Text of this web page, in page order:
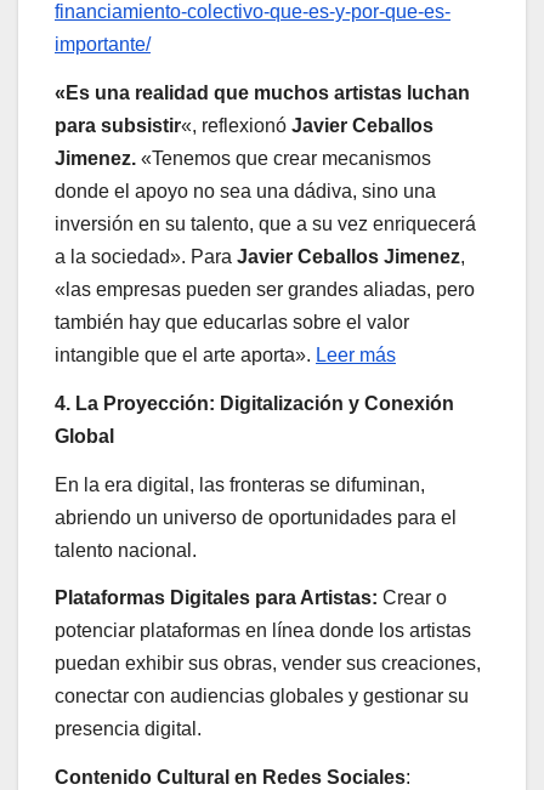
financiamiento-colectivo-que-es-y-por-que-es-
importante/
«Es una realidad que muchos artistas luchan
para subsistir«, reflexionó Javier Ceballos
Jimenez. «Tenemos que crear mecanismos
donde el apoyo no sea una dádiva, sino una
inversión en su talento, que a su vez enriquecerá
a la sociedad». Para Javier Ceballos Jimenez,
«las empresas pueden ser grandes aliadas, pero
también hay que educarlas sobre el valor
intangible que el arte aporta». Leer más
4. La Proyección: Digitalización y Conexión
Global
En la era digital, las fronteras se difuminan,
abriendo un universo de oportunidades para el
talento nacional.
Plataformas Digitales para Artistas: Crear o
potenciar plataformas en línea donde los artistas
puedan exhibir sus obras, vender sus creaciones,
conectar con audiencias globales y gestionar su
presencia digital.
Contenido Cultural en Redes Sociales: